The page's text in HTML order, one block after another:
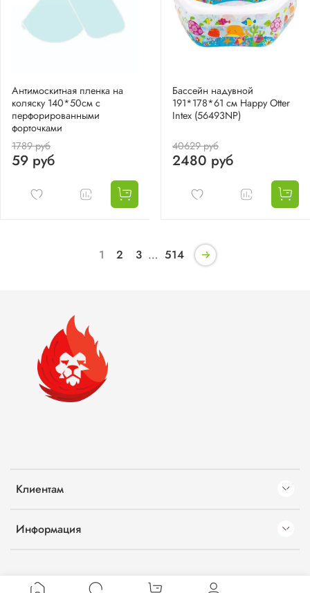
Антимоскитная пленка на
коляску 140*50см с
перфорированными
форточками
1789 руб
59 руб
Бассейн надувной
191*178*61 см Happy Otter
Intex (56493NP)
40629 руб
2480 руб
1 2 3 … 514
Клиентам
Информация